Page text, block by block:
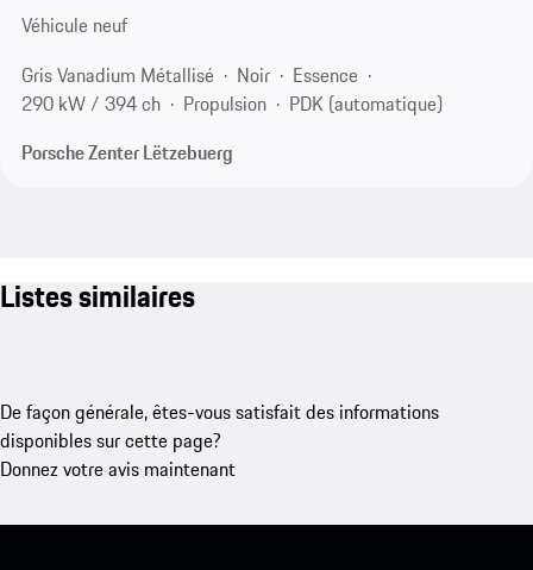
Véhicule neuf
Gris Vanadium Métallisé
Noir
Essence
290 kW / 394 ch
Propulsion
PDK (automatique)
Porsche Zenter Lëtzebuerg
Listes similaires
De façon générale, êtes-vous satisfait des informations
disponibles sur cette page?
Donnez votre avis maintenant